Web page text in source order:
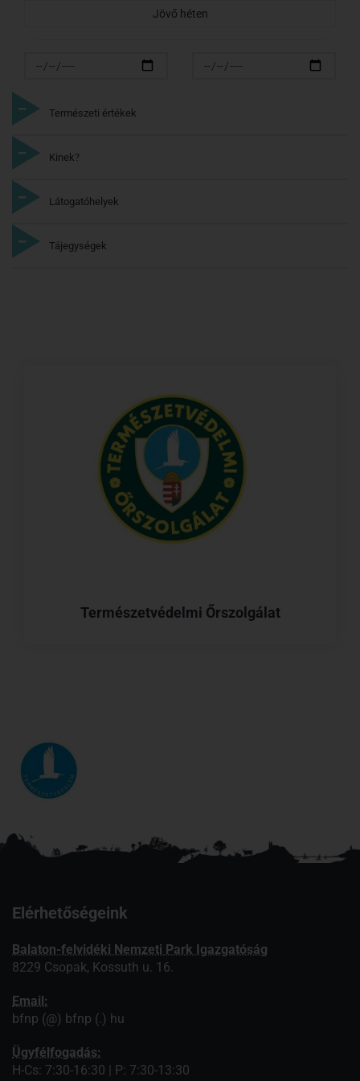
Jövő héten
Természeti értékek
Kinek?
Látogatóhelyek
Tájegységek
Természetvédelmi Őrszolgálat
Elérhetőségeink
Balaton-felvidéki Nemzeti Park Igazgatóság
8229 Csopak, Kossuth u. 16.
Email:
bfnp (@) bfnp (.) hu
Ügyfélfogadás:
H-Cs: 7:30-16:30 | P: 7:30-13:30